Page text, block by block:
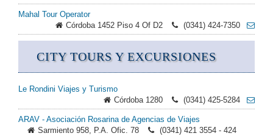
Mahal Tour Operator
Córdoba 1452 Piso 4 Of D2
(0341) 424-7350
CITY TOURS Y EXCURSIONES
Le Rondini Viajes y Turismo
Córdoba 1280
(0341) 425-5284
ARAV - Asociación Rosarina de Agencias de Viajes
Sarmiento 958, P.A. Ofic. 78
(0341) 421 3554 - 424